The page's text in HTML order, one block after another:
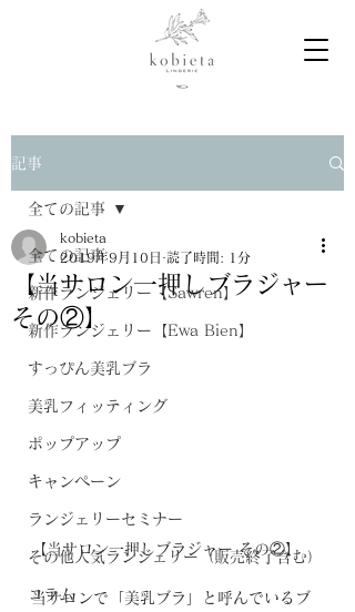
記事
全ての記事
新作ランジェリー【Sawren】
新作ランジェリー【Ewa Bien】
すっぴん美乳ブラ
美乳フィッティング
ポップアップ
キャンペーン
ランジェリーセミナー
その他人気ランジェリー（販売終了含む）
コラム
全ての記事
【当サロン一押しブラジャー
その②】
kobieta
2019年9月10日 読了時間: 1分
【当サロン一押しブラジャー その②】
当サロンで「美乳ブラ」と呼んでいるブ